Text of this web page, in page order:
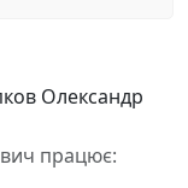
Олександр
працює: